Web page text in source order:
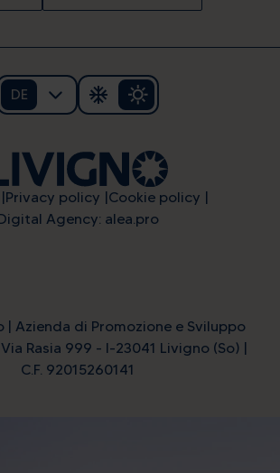
DE
Privacy policy Cookie policy
Agency: alea.pro
| Azienda di Promozione e Sviluppo
Rasia 999 - I-23041 Livigno (So) |
C.F. 92015260141